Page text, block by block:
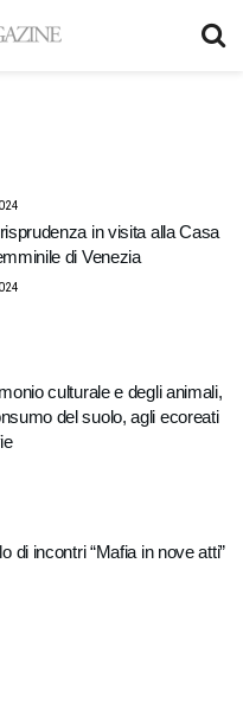
in visita alla Casa
di Venezia
culturale e degli animali,
del suolo, agli ecoreati
di incontri “Mafia in nove atti”